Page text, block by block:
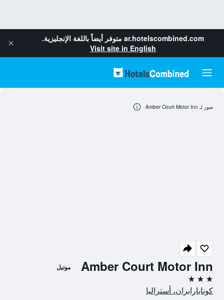
ar.hotelscombined.com متوفر أيضاً باللغة الإنجليزية.
Visit site in English
Amber Court Motor Inn موتيل
3 نجوم
كونابارابران، أستراليا
صور لـ Amber Court Motor Inn